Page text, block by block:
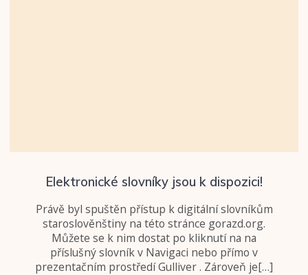
Elektronické slovníky jsou k dispozici!
Právě byl spuštěn přístup k digitální slovníkům
staroslověnštiny na této stránce gorazd.org.
Můžete se k nim dostat po kliknutí na na
příslušný slovník v Navigaci nebo přímo v
prezentačním prostředí Gulliver . Zároveň je[…]